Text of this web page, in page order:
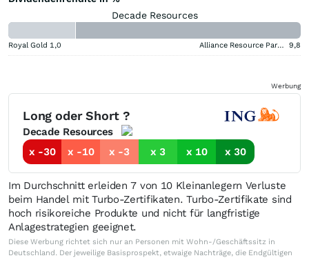
Decade Resources
Royal Gold 1,0 Alliance Resource Partners 9,8
Werbung
Long oder Short ?
Decade Resources
x -30
x -10 x -3 x 3 x 10 x 30
Im Durchschnitt erleiden 7 von 10 Kleinanlegern Verluste
beim Handel mit Turbo-Zertifikaten. Turbo-Zertifikate sind
hoch risikoreiche Produkte und nicht für langfristige
Anlagestrategien geeignet.
Diese Werbung richtet sich nur an Personen mit Wohn-/Geschäftssitz in
Deutschland. Der jeweilige Basisprospekt, etwaige Nachträge, die Endgültigen